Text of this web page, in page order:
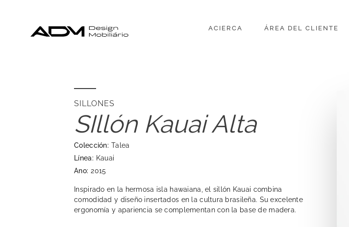
ACIERCA ÁREA DEL CLIENTE
SILLONES
SIllón Kauai Alta
Colección: Talea
Línea: Kauai
Ano: 2015
Inspirado en la hermosa isla hawaiana, el sillón Kauai combina
comodidad y diseño insertados en la cultura brasileña. Su excelente
ergonomía y apariencia se complementan con la base de madera.